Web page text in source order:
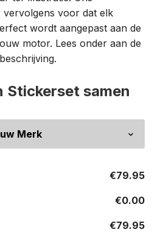
vervolgens voor dat elk
wordt aangepast aan de
motor. Lees onder aan de
Stickerset samen
€79.95
€0.00
€79.95